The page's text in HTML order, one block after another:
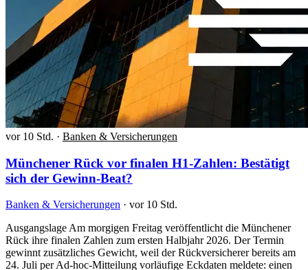
vor 10 Std. · Banken & Versicherungen
Münchener Rück vor finalen H1-Zahlen: Bestätigt
sich der Gewinn-Beat?
Banken & Versicherungen · vor 10 Std.
Ausgangslage Am morgigen Freitag veröffentlicht die Münchener
Rück ihre finalen Zahlen zum ersten Halbjahr 2026. Der Termin
gewinnt zusätzliches Gewicht, weil der Rückversicherer bereits am
24. Juli per Ad-hoc-Mitteilung vorläufige Eckdaten meldete: einen